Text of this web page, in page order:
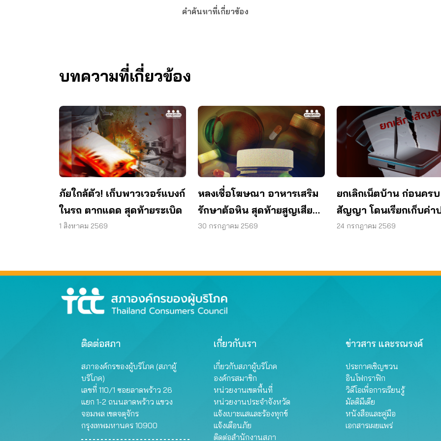
คำค้นหาที่เกี่ยวข้อง
บทความที่เกี่ยวข้อง
ภัยใกล้ตัว! เก็บพาวเวอร์แบงก์
ในรถ ตากแดด สุดท้ายระเบิด
1 สิงหาคม 2569
หลงเชื่อโฆษณา อาหารเสริม
รักษาต้อหิน สุดท้ายสูญเสียด
วงตา 1 ข้าง
30 กรกฎาคม 2569
ยกเลิกเน็ตบ้าน ก่อนครบ
สัญญา โดนเรียกเก็บค่า
ผู้บริโภคไม่ต้องจ่าย
24 กรกฎาคม 2569
ติดต่อสภา
สภาองค์กรของผู้บริโภค (สภาผู้
บริโภค)
เลขที่ 110/1 ซอยลาดพร้าว 26
แยก 1-2 ถนนลาดพร้าว แขวง
จอมพล เขตจตุจักร
กรุงเทพมหานคร 10900
เกี่ยวกับเรา
เกี่ยวกับสภาผู้บริโภค
องค์กรสมาชิก
หน่วยงานเขตพื้นที่
หน่วยงานประจำจังหวัด
แจ้งเบาะแสและร้องทุกข์
แจ้งเตือนภัย
ติดต่อสำนักงานสภา
ข่าวสาร และรณรงค์
ประกาศเชิญชวน
อินโฟกราฟิก
วิดีโอเพื่อการเรียนรู้
มัลติมีเดีย
หนังสือและคู่มือ
เอกสารเผยแพร่